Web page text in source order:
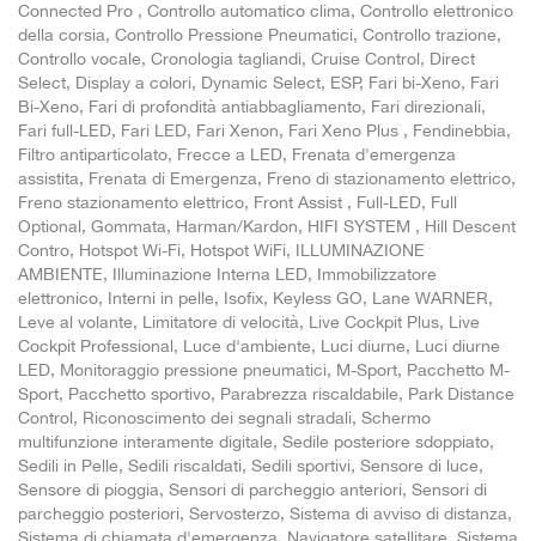
Connected Pro , Controllo automatico clima, Controllo elettronico
della corsia, Controllo Pressione Pneumatici, Controllo trazione,
Controllo vocale, Cronologia tagliandi, Cruise Control, Direct
Select, Display a colori, Dynamic Select, ESP, Fari bi-Xeno, Fari
Bi-Xeno, Fari di profondità antiabbagliamento, Fari direzionali,
Fari full-LED, Fari LED, Fari Xenon, Fari Xeno Plus , Fendinebbia,
Filtro antiparticolato, Frecce a LED, Frenata d'emergenza
assistita, Frenata di Emergenza, Freno di stazionamento elettrico,
Freno stazionamento elettrico, Front Assist , Full-LED, Full
Optional, Gommata, Harman/Kardon, HIFI SYSTEM , Hill Descent
Contro, Hotspot Wi-Fi, Hotspot WiFi, ILLUMINAZIONE
AMBIENTE, Illuminazione Interna LED, Immobilizzatore
elettronico, Interni in pelle, Isofix, Keyless GO, Lane WARNER,
Leve al volante, Limitatore di velocità, Live Cockpit Plus, Live
Cockpit Professional, Luce d'ambiente, Luci diurne, Luci diurne
LED, Monitoraggio pressione pneumatici, M-Sport, Pacchetto M-
Sport, Pacchetto sportivo, Parabrezza riscaldabile, Park Distance
Control, Riconoscimento dei segnali stradali, Schermo
multifunzione interamente digitale, Sedile posteriore sdoppiato,
Sedili in Pelle, Sedili riscaldati, Sedili sportivi, Sensore di luce,
Sensore di pioggia, Sensori di parcheggio anteriori, Sensori di
parcheggio posteriori, Servosterzo, Sistema di avviso di distanza,